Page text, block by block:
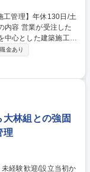
中心とした建築施工管
た建設プロジェクト
程管理、安全および
どを行います。派遣社
を進めることが特徴
。経験が浅い方で
学べる環境が整って
金あり
大林組との強固
理